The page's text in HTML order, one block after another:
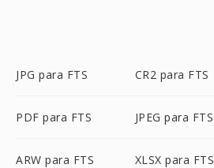
JPG para FTS CR2 para FTS
PDF para FTS JPEG para FTS
ARW para FTS XLSX para FTS